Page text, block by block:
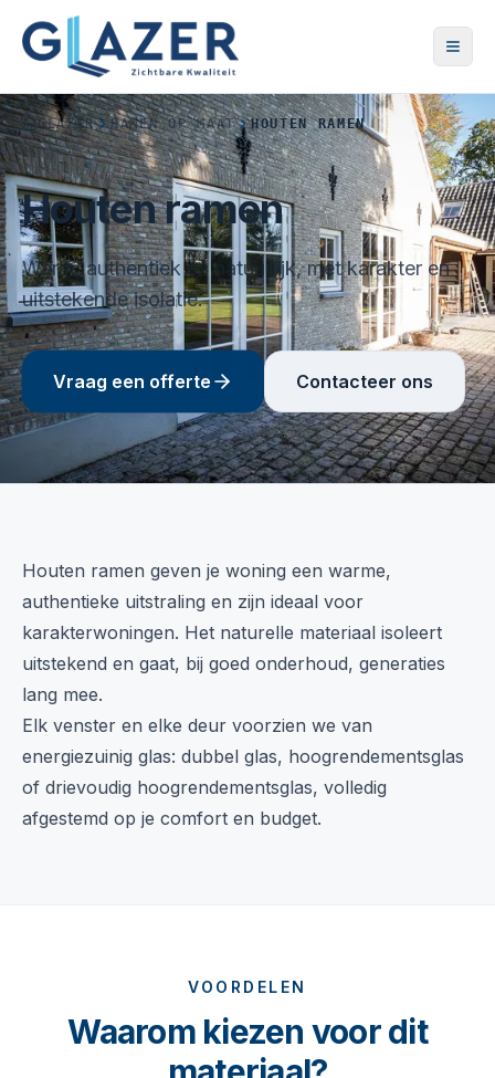
GLAZER RAMEN OP MAAT HOUTEN RAMEN
Houten ramen
Warm, authentiek en natuurlijk, met karakter en
uitstekende isolatie.
Vraag een offerte Contacteer ons
Houten ramen geven je woning een warme,
authentieke uitstraling en zijn ideaal voor
karakterwoningen. Het naturelle materiaal isoleert
uitstekend en gaat, bij goed onderhoud, generaties
lang mee.
Elk venster en elke deur voorzien we van
energiezuinig glas: dubbel glas, hoogrendementsglas
of drievoudig hoogrendementsglas, volledig
afgestemd op je comfort en budget.
VOORDELEN
Waarom kiezen voor dit